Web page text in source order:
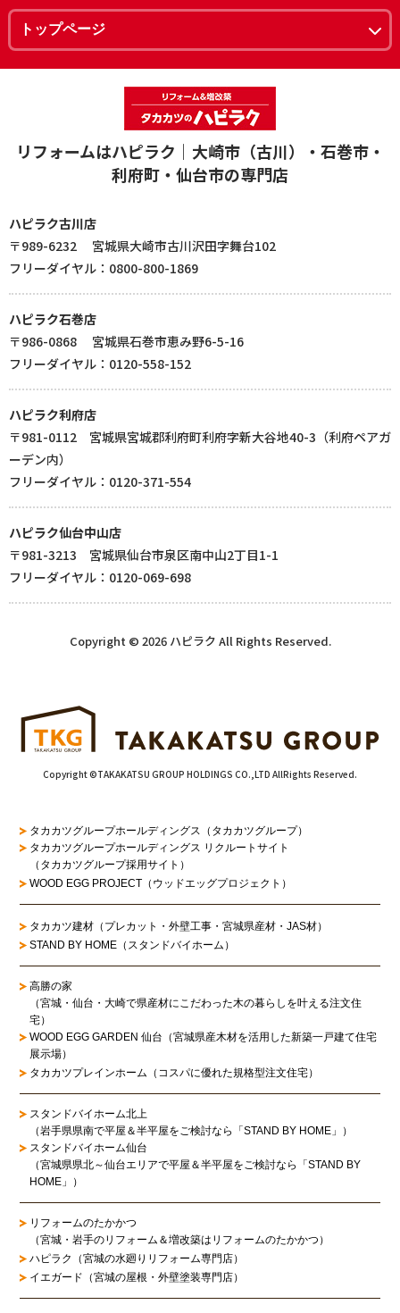
リフォームはハピラク｜大崎市（古川）・石巻市・
利府町・仙台市の専門店
ハピラク古川店
〒989-6232 宮城県大崎市古川沢田字舞台102
フリーダイヤル：0800-800-1869
ハピラク石巻店
〒986-0868 宮城県石巻市恵み野6-5-16
フリーダイヤル：0120-558-152
ハピラク利府店
〒981-0112 宮城県宮城郡利府町利府字新大谷地40-3（利府ペアガ
ーデン内）
フリーダイヤル：0120-371-554
ハピラク仙台中山店
〒981-3213 宮城県仙台市泉区南中山2丁目1-1
フリーダイヤル：0120-069-698
Copyright © 2026 ハピラク All Rights Reserved.
Copyright ©TAKAKATSU GROUP HOLDINGS CO.,LTD AllRights Reserved.
タカカツグループホールディングス（タカカツグループ）
タカカツグループホールディングス リクルートサイト
（タカカツグループ採用サイト）
WOOD EGG PROJECT（ウッドエッグプロジェクト）
タカカツ建材（プレカット・外壁工事・宮城県産材・JAS材）
STAND BY HOME（スタンドバイホーム）
高勝の家
（宮城・仙台・大崎で県産材にこだわった木の暮らしを叶える注文住
宅）
WOOD EGG GARDEN 仙台（宮城県産木材を活用した新築一戸建て住宅
展示場）
タカカツプレインホーム（コスパに優れた規格型注文住宅）
スタンドバイホーム北上
（岩手県県南で平屋＆半平屋をご検討なら「STAND BY HOME」）
スタンドバイホーム仙台
（宮城県県北～仙台エリアで平屋＆半平屋をご検討なら「STAND BY
HOME」）
リフォームのたかかつ
（宮城・岩手のリフォーム＆増改築はリフォームのたかかつ）
ハピラク（宮城の水廻りリフォーム専門店）
イエガード（宮城の屋根・外壁塗装専門店）